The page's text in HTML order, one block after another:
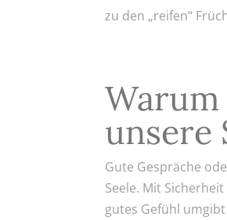
zu den „reifen“
unsere
Gute Gespräche
Seele. Mit
gutes Gefühl